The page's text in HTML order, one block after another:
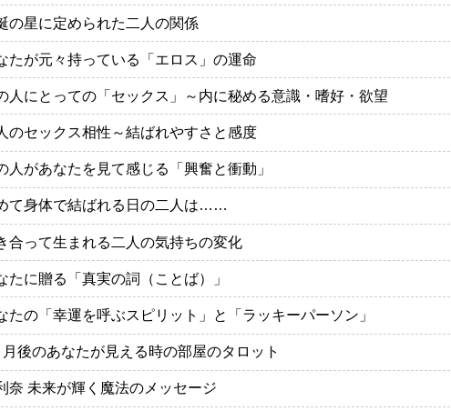
の星に定められた二人の関係
たが元々持っている「エロス」の運命
人にとっての「セックス」～内に秘める意識・嗜好・欲望
のセックス相性～結ばれやすさと感度
人があなたを見て感じる「興奮と衝動」
て身体で結ばれる日の二人は……
合って生まれる二人の気持ちの変化
たに贈る「真実の詞（ことば）」
たの「幸運を呼ぶスピリット」と「ラッキーパーソン」
後のあなたが見える時の部屋のタロット
奈 未来が輝く魔法のメッセージ